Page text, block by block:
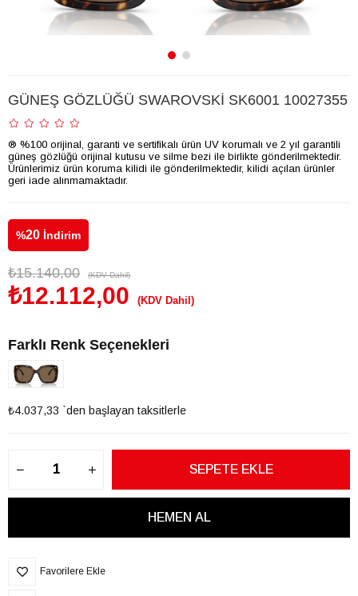
GÜNEŞ GÖZLÜĞÜ SWAROVSKİ SK6001 10027355
® %100 orijinal, garanti ve sertifikalı ürün UV korumalı ve 2 yıl garantili
güneş gözlüğü orijinal kutusu ve silme bezi ile birlikte gönderilmektedir.
Ürünlerimiz ürün koruma kilidi ile gönderilmektedir, kilidi açılan ürünler
geri iade alınmamaktadır.
%20 İndirim
₺15.140,00 (KDV Dahil)
₺12.112,00 (KDV Dahil)
Farklı Renk Seçenekleri
₺4.037,33 `den başlayan taksitlerle
Favorilere Ekle